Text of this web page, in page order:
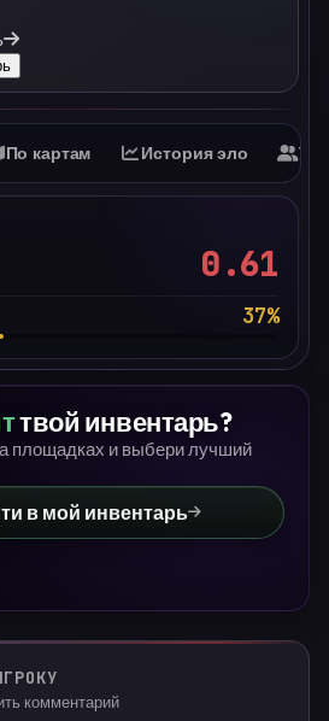
По картам История эло
0.61
37%
твой инвентарь?
площадках и выбери лучший
в мой инвентарь
комментарий